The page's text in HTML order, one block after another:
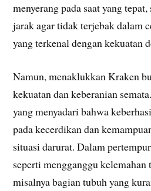
menyerang pada saat yang
jarak agar tidak terjebak dalam
yang terkenal dengan kekuatan
Namun, menaklukkan Kraken
kekuatan dan keberanian
yang menyadari bahwa
pada kecerdikan dan
situasi darurat. Dalam
seperti mengganggu
misalnya bagian tubuh yang